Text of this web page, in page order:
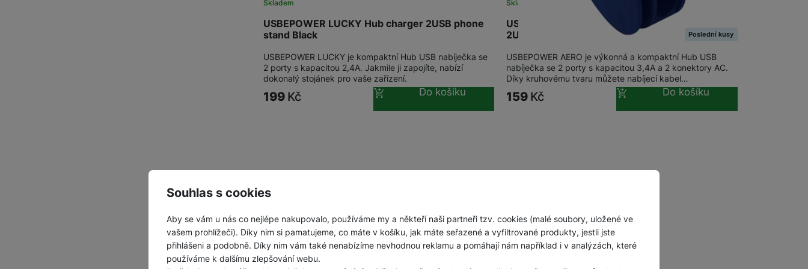
Souhlas s cookies
Aby se vám u nás co nejlépe nakupovalo, používáme my a někteří naši partneři tzv. cookies (malé soubory, uložené ve
vašem prohlížeči). Díky nim si pamatujeme, co máte v košíku, jak máte seřazené a vyfiltrované produkty, jestli jste
přihlášeni a podobně. Díky nim vám také nenabízíme nevhodnou reklamu a pomáhají nám například i v analýzách, které
používáme k dalšímu zlepšování webu.
Příslušenství pro
autokamery
USBEPOWER LUCKY Hub charger 2USB phone
stand Black
Skladem
USBEPOWER LUCKY je kompaktní Hub USB nabíječka se
2 porty s kapacitou 2,4A. Jakmile ji zapojíte, nabízí
dokonalý stojánek pro vaše zařízení.
199 Kč Do košíku
USBEPOWER AERO Power Hub charger
2USB/2plugs Blue
Skladem
Poslední kusy
USBEPOWER AERO je výkonná a kompaktní Hub USB
nabíječka se 2 porty s kapacitou 3,4A a 2 konektory AC.
Díky kruhovému tvaru můžete nabíjecí kabel…
159 Kč Do košíku